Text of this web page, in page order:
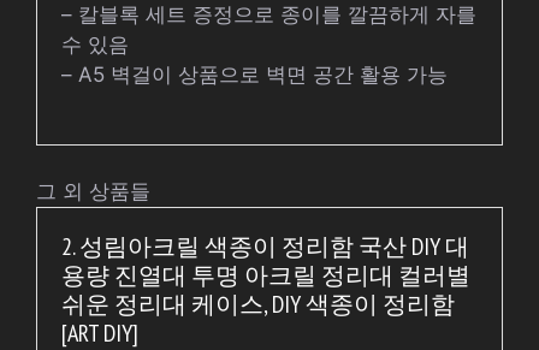
– 칼블록 세트 증정으로 종이를 깔끔하게 자를
수 있음
– A5 벽걸이 상품으로 벽면 공간 활용 가능
그 외 상품들
2. 성림아크릴 색종이 정리함 국산 DIY 대
용량 진열대 투명 아크릴 정리대 컬러별
쉬운 정리대 케이스, DIY 색종이 정리함
[ART DIY]